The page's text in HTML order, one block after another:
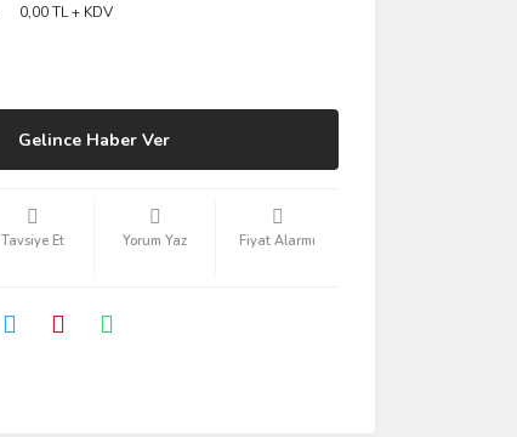
0,00 TL + KDV
Gelince Haber Ver
Tavsiye Et Yorum Yaz Fiyat Alarmı